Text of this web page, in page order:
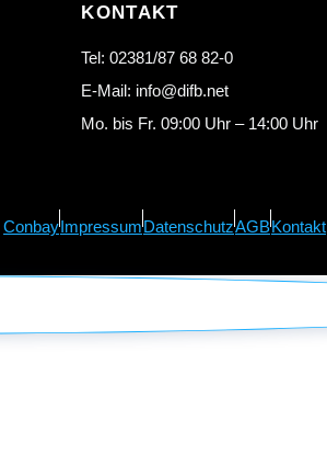
KONTAKT
Tel: 02381/87 68 82-0
E-Mail: info@difb.net
Mo. bis Fr. 09:00 Uhr – 14:00 Uhr
ConbayImpressumDatenschutzAGBKontakt